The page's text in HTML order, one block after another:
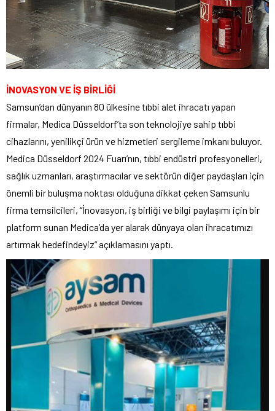
İNOVASYON VE İŞ BİRLİĞİ
Samsun’dan dünyanın 80 ülkesine tıbbi alet ihracatı yapan
firmalar, Medica Düsseldorf’ta son teknolojiye sahip tıbbi
cihazlarını, yenilikçi ürün ve hizmetleri sergileme imkanı buluyor.
Medica Düsseldorf 2024 Fuarı’nın, tıbbi endüstri profesyonelleri,
sağlık uzmanları, araştırmacılar ve sektörün diğer paydaşları için
önemli bir buluşma noktası olduğuna dikkat çeken Samsunlu
firma temsilcileri, “İnovasyon, iş birliği ve bilgi paylaşımı için bir
platform sunan Medica’da yer alarak dünyaya olan ihracatımızı
artırmak hedefindeyiz” açıklamasını yaptı.